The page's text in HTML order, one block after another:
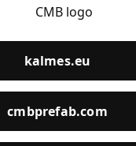
kalmes.eu
cmbprefab.com